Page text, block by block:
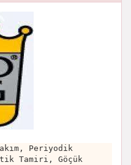
Periyodik
Tamiri, Göçük